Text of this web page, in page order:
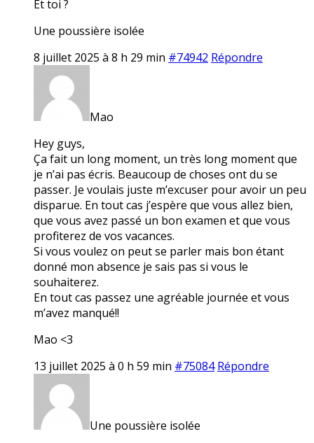
Et toi ?
Une poussière isolée
8 juillet 2025 à 8 h 29 min #74942 Répondre
Mao
Hey guys,
Ça fait un long moment, un très long moment que
je n’ai pas écris. Beaucoup de choses ont du se
passer. Je voulais juste m’excuser pour avoir un peu
disparue. En tout cas j’espère que vous allez bien,
que vous avez passé un bon examen et que vous
profiterez de vos vacances.
Si vous voulez on peut se parler mais bon étant
donné mon absence je sais pas si vous le
souhaiterez.
En tout cas passez une agréable journée et vous
m’avez manqué!!
Mao <3
13 juillet 2025 à 0 h 59 min #75084 Répondre
Une poussière isolée